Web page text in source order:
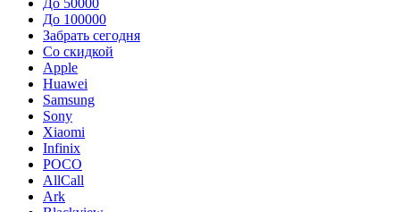
До 100000
Забрать сегодня
Со скидкой
Apple
Huawei
Samsung
Sony
Xiaomi
Infinix
POCO
AllCall
Ark